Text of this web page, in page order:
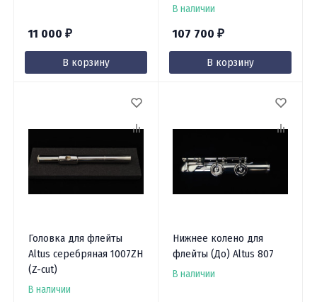
11 000 ₽
В корзину
В наличии
107 700 ₽
В корзину
Головка для флейты
Altus серебряная 1007ZH
(Z-cut)
В наличии
Нижнее колено для
флейты (До) Altus 807
В наличии